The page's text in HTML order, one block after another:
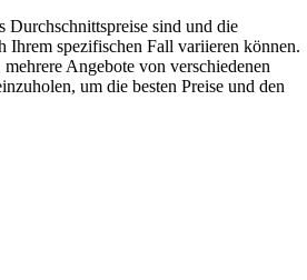
Durchschnittspreise sind und die
Ihrem spezifischen Fall variieren können.
Angebote von verschiedenen
um die besten Preise und den